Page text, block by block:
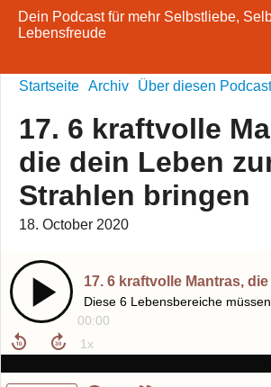
Dein Podcast für mehr Selbstliebe,
Lebensfreude
Startseite Archiv Über diesen Podcast
17. 6 kraftvolle
die dein Leben
Strahlen bringen
18. October 2020
00:00